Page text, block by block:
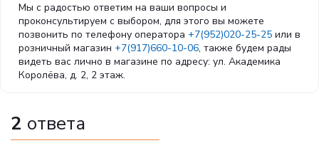
Мы с радостью ответим на ваши вопросы и
проконсультируем с выбором, для этого вы можете
позвонить по телефону оператора +7(952)020-25-25 или в
розничный магазин +7(917)660-10-06, также будем рады
видеть вас лично в магазине по адресу: ул. Академика
Королёва, д. 2, 2 этаж.
2 ответа